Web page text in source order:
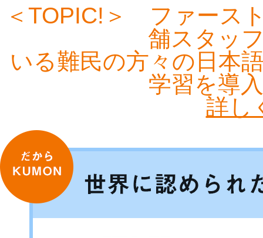
＜TOPIC!＞ ファース
舗スタッ
いる難民の方々の日本
学習を導
詳し